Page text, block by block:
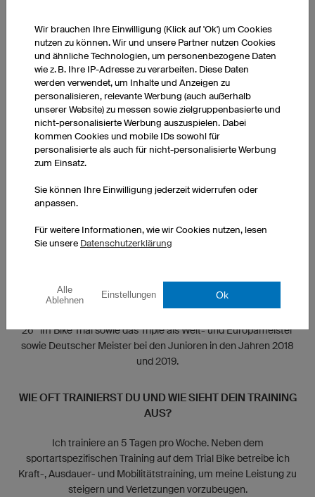
Seine Balance und die Leichtigkeit seines Fahrstils faszinierten
mich so sehr, dass ich selbst Bike Trial ausprobierte. Der Fakt,
dass man mit dem Fahrrad jedes Terrain zu seinem
Hindernisparcours machen kann, war der Grund, weshalb ich
mich dazu entschied, komplett aufs Rad umzusteigen.
WAS SIND DEINE AKTUELLEN ZIELE? IM SPORT UND IM
LEBEN?
den Trialsport in Deutschland bekannter zu machen. Neben
dem Leistungssport studiere ich. Hierbei ist mein Ziel, die
Job zu vereinen.
RFOLGE?
26“ im Bike Trial sowie das Triple als Welt- und Europameister
sowie Deutscher Meister bei den Junioren in den Jahren 2018
und 2019.
WIE OFT TRAINIERST DU UND WIE SIEHT DEIN TRAINING
AUS?
Ich trainiere an 5 Tagen pro Woche. Neben dem
sportartspezifischen Training auf dem Trial Bike betreibe ich
Kraft-, Ausdauer- und Mobilitätstraining, um meine Leistung zu
steigern und Verletzungen vorzubeugen.
Wir brauchen Ihre Einwilligung (Klick auf 'Ok') um Cookies
nutzen zu können. Wir und unsere Partner nutzen Cookies
und ähnliche Technologien, um personenbezogene Daten
wie z. B. Ihre IP-Adresse zu verarbeiten. Diese Daten
werden verwendet, um Inhalte und Anzeigen zu
personalisieren, relevante Werbung (auch außerhalb
unserer Website) zu messen sowie zielgruppenbasierte und
nicht-personalisierte Werbung auszuspielen. Dabei
kommen Cookies und mobile IDs sowohl für
personalisierte als auch für nicht-personalisierte Werbung
zum Einsatz.
Sie können Ihre Einwilligung jederzeit widerrufen oder
anpassen.
Für weitere Informationen, wie wir Cookies nutzen, lesen
Sie unsere Datenschutzerklärung
Alle
Ablehnen
Einstellungen Ok